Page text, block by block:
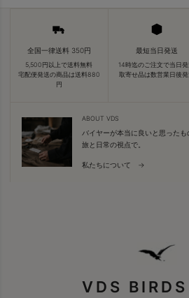
全国一律送料 350円
5,500円以上で送料無料
宅配便発送の商品は送料880
円
最短当日発送
14時迄のご注文で当日発
取寄せ品は数営業日後発
ABOUT VDS
バイヤーが本当に良いと思ったも
旅と日常の視点で。
私たちについて →
VDS BIRDS